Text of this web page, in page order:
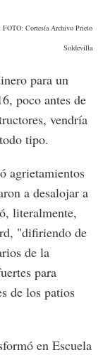
FOTO: Cortesía Archivo Prieto
Soldevilla
para un
poco antes de
vendría
tipo.
agrietamientos
a desalojar a
literalmente,
"difiriendo de
de la
para
de los patios
en Escuela